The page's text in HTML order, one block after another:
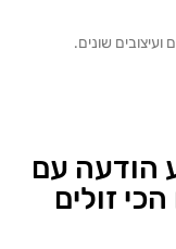
שונים.
הודעה עם
זולים